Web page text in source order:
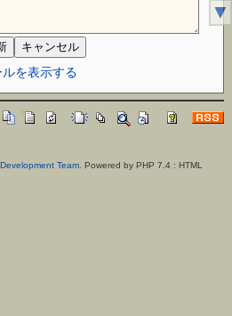
を表示する
Team. Powered by PHP 7.4 : HTML
▼